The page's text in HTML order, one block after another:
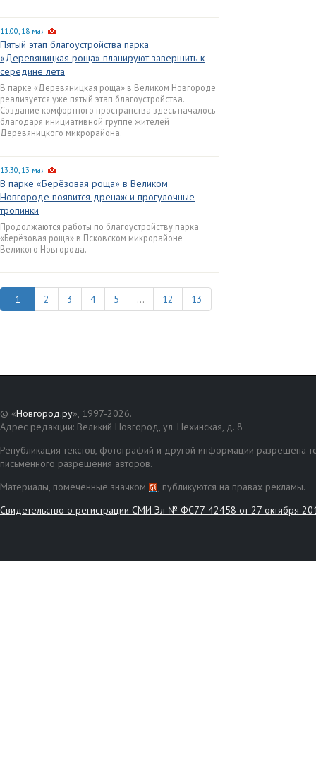
11:00, 18 мая
Пятый этап благоустройства парка
«Деревяницкая роща» планируют завершить к
середине лета
В парке «Деревяницкая роща» в Великом Новгороде
реализуется уже пятый этап благоустройства.
Создание комфортного пространства здесь началось
благодаря инициативной группе жителей
Деревяницкого микрорайона.
13:30, 13 мая
В парке «Берёзовая роща» в Великом
Новгороде появится дренаж и прогулочные
тропинки
Продолжаются работы по благоустройству парка
«Берёзовая роща» в Псковском микрорайоне
Великого Новгорода.
2 3 4 5 ... 12 13
© «Новгород.ру», 1997-2026.
Адрес редакции: Великий Новгород, ул. Нехинская, д. 8
Републикация текстов, фотографий и другой информации разрешена
письменного разрешения авторов.
Материалы, помеченные значком
, публикуются на правах рекламы.
Свидетельство о регистрации СМИ Эл № ФС77-42458 от 27 октября